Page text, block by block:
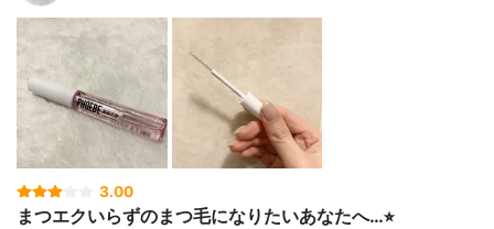
3.00
まつエクいらずのまつ毛になりたいあなたへ…⭐︎